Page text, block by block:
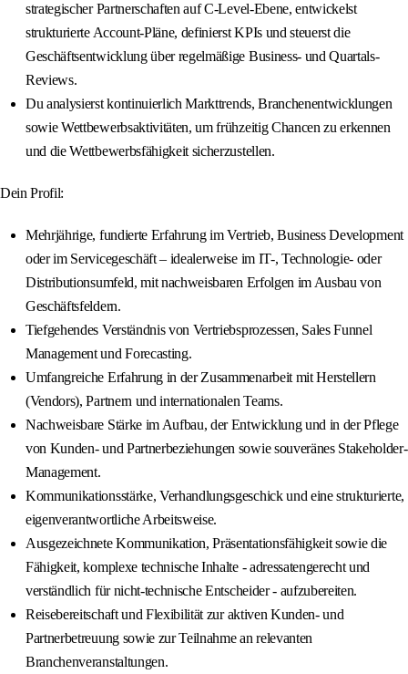
strategischer Partnerschaften auf C-Level-Ebene, entwickelst
strukturierte Account-Pläne, definierst KPIs und steuerst die
Geschäftsentwicklung über regelmäßige Business- und Quartals-
Reviews.
Du analysierst kontinuierlich Markttrends, Branchenentwicklungen
sowie Wettbewerbsaktivitäten, um frühzeitig Chancen zu erkennen
und die Wettbewerbsfähigkeit sicherzustellen.
Dein Profil:
Mehrjährige, fundierte Erfahrung im Vertrieb, Business Development
oder im Servicegeschäft – idealerweise im IT-, Technologie- oder
Distributionsumfeld, mit nachweisbaren Erfolgen im Ausbau von
Geschäftsfeldern.
Tiefgehendes Verständnis von Vertriebsprozessen, Sales Funnel
Management und Forecasting.
Umfangreiche Erfahrung in der Zusammenarbeit mit Herstellern
(Vendors), Partnern und internationalen Teams.
Nachweisbare Stärke im Aufbau, der Entwicklung und in der Pflege
von Kunden- und Partnerbeziehungen sowie souveränes Stakeholder-
Management.
Kommunikationsstärke, Verhandlungsgeschick und eine strukturierte,
eigenverantwortliche Arbeitsweise.
Ausgezeichnete Kommunikation, Präsentationsfähigkeit sowie die
Fähigkeit, komplexe technische Inhalte - adressatengerecht und
verständlich für nicht-technische Entscheider - aufzubereiten.
Reisebereitschaft und Flexibilität zur aktiven Kunden- und
Partnerbetreuung sowie zur Teilnahme an relevanten
Branchenveranstaltungen.